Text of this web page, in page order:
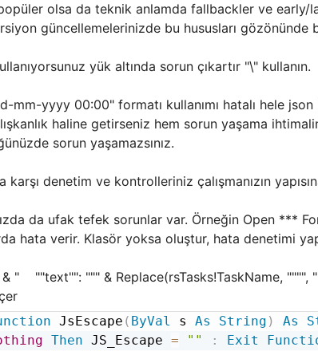
olsa da teknik anlamda fallbackler ve early/
güncellemelerinizde bu hususları gözönünde
yük altında sorun çıkartır "\" kullanın.
mm-yyyy 00:00" formatı kullanımı hatalı hele
haline getirseniz hem sorun yaşama
sorun yaşamazsınız.
denetim ve kontrolleriniz çalışmanızın
da ufak tefek sorunlar var. Örneğin Open ***
hata verir. Klasör yoksa oluştur, hata denetimi
" ""text"": """ & Replace(rsTasks!TaskName, """",
JsEscape ( ByVal s As String ) As
Then JS_Escape = "" : Exit